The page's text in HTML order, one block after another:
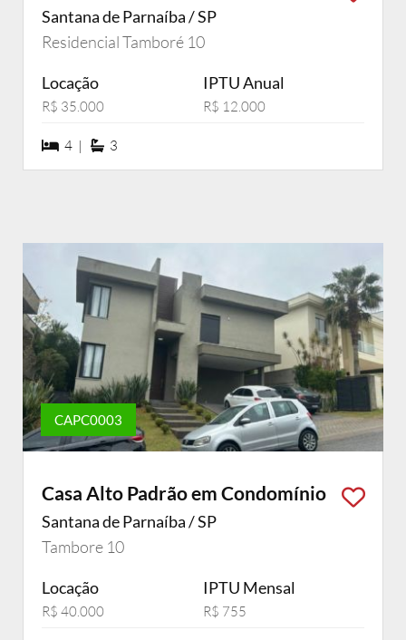
Santana de Parnaíba / SP
Residencial Tamboré 10
Locação
R$ 35.000
IPTU Anual
R$ 12.000
4 dormiórios
4 | 3 suítes
3
CAPC0003
Casa Alto Padrão em Condomínio
Santana de Parnaíba / SP
Tambore 10
Locação
R$ 40.000
IPTU Mensal
R$ 755